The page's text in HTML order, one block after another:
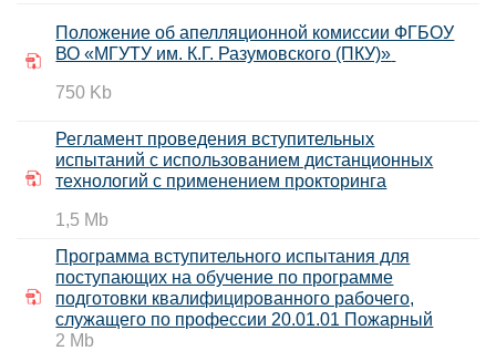
Положение об апелляционной комиссии ФГБОУ
ВО «МГУТУ им. К.Г. Разумовского (ПКУ)»
750 Kb
Регламент проведения вступительных
испытаний с использованием дистанционных
технологий с применением прокторинга
1,5 Mb
Программа вступительного испытания для
поступающих на обучение по программе
подготовки квалифицированного рабочего,
служащего по профессии 20.01.01 Пожарный
2 Mb